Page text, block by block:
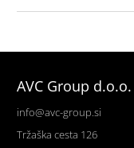
AVC Group d.o.o.
info@avc-group.si
Tržaška cesta 126